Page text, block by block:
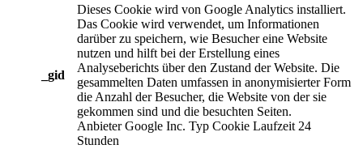
_gid
Dieses Cookie wird von Google Analytics installiert.
Das Cookie wird verwendet, um Informationen
darüber zu speichern, wie Besucher eine Website
nutzen und hilft bei der Erstellung eines
Analyseberichts über den Zustand der Website. Die
gesammelten Daten umfassen in anonymisierter Form
die Anzahl der Besucher, die Website von der sie
gekommen sind und die besuchten Seiten.
Anbieter Google Inc. Typ Cookie Laufzeit 24
Stunden